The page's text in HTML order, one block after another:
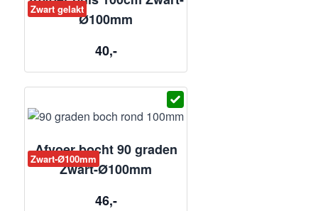
Zwart gelakt
Ø100mm
40,-
Zwart-Ø100mm
Afvoer bocht 90 graden
Zwart-Ø100mm
46,-